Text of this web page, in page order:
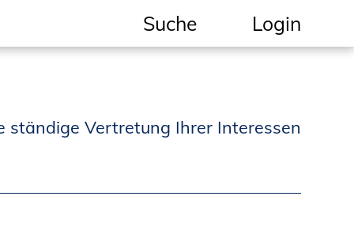
Suche
Informationen für
Login
ständige Vertretung Ihrer Interessen